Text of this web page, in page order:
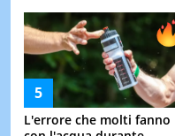
L'errore che molti fanno